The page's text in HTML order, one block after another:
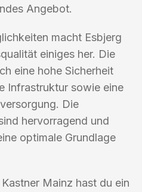
Angebot.
macht Esbjerg
einiges her. Die
eine hohe Sicherheit
Infrastruktur sowie eine
Die
hervorragend und
optimale Grundlage
Mainz hast du ein